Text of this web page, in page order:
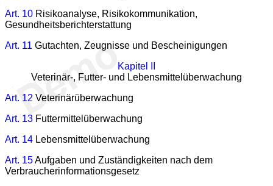
Art. 10 Risikoanalyse, Risikokommunikation,
Gesundheitsberichterstattung
Art. 11 Gutachten, Zeugnisse und Bescheinigungen
Kapitel II
Veterinär-, Futter- und Lebensmittelüberwachung
Art. 12 Veterinärüberwachung
Art. 13 Futtermittelüberwachung
Art. 14 Lebensmittelüberwachung
Art. 15Aufgaben und Zuständigkeiten nach dem
Verbraucherinformationsgesetz